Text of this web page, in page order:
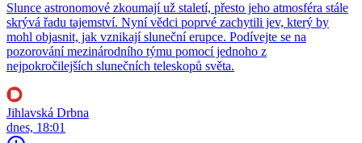
Slunce astronomové zkoumají už staletí, přesto jeho atmosféra stále
skrývá řadu tajemství. Nyní vědci poprvé zachytili jev, který by
mohl objasnit, jak vznikají sluneční erupce. Podívejte se na
pozorování mezinárodního týmu pomocí jednoho z
nejpokročilejších slunečních teleskopů světa.
Jihlavská Drbna
dnes, 18:01